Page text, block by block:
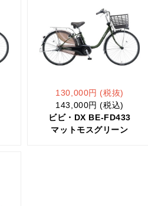
130,000円 (税抜)
143,000円 (税込)
ビビ・DX BE-FD433
マットモスグリーン